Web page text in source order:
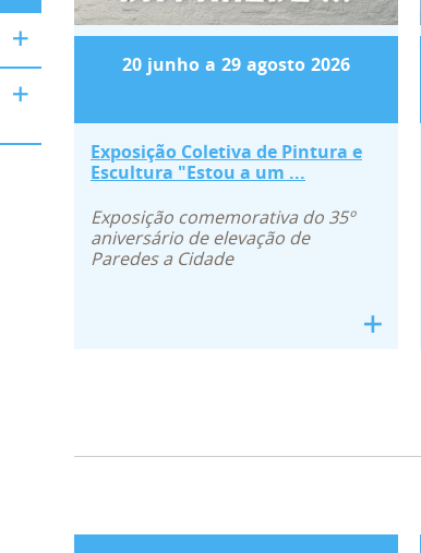
20 junho a 29 agosto 2026
Exposição Coletiva de Pintura e
Escultura "Estou a um ...
Exposição comemorativa do 35º
aniversário de elevação de
Paredes a Cidade